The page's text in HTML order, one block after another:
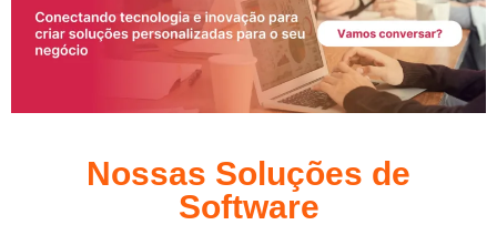
Nossas Soluções de
Software